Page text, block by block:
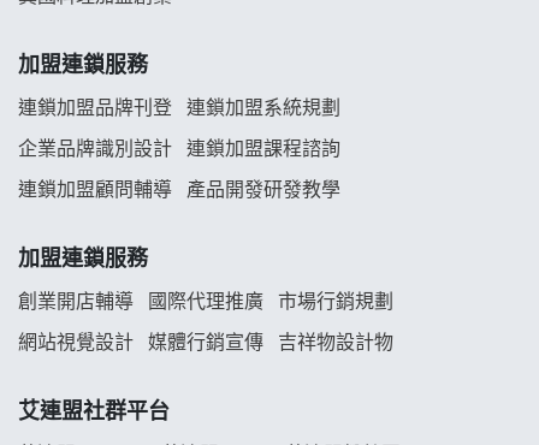
義氣豐發雞加盟說明會
Mr.Wish加盟說明會
雞咕雞咕加盟說明會
TEA TOP加盟說明會
珍好味臭臭鍋加盟說明會
加盟連鎖服務
連鎖加盟品牌刊登 連鎖加盟系統規劃
企業品牌識別設計 連鎖加盟課程諮詢
連鎖加盟顧問輔導 產品開發研發教學
加盟連鎖服務
創業開店輔導 國際代理推廣 市場行銷規劃
網站視覺設計 媒體行銷宣傳 吉祥物設計物
艾連盟社群平台